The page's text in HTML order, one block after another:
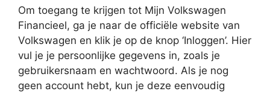
Om toegang te krijgen tot Mijn Volkswagen
Financieel, ga je naar de officiële website van
Volkswagen en klik je op de knop ‘Inloggen’. Hier
vul je je persoonlijke gegevens in, zoals je
gebruikersnaam en wachtwoord. Als je nog
geen account hebt, kun je deze eenvoudig